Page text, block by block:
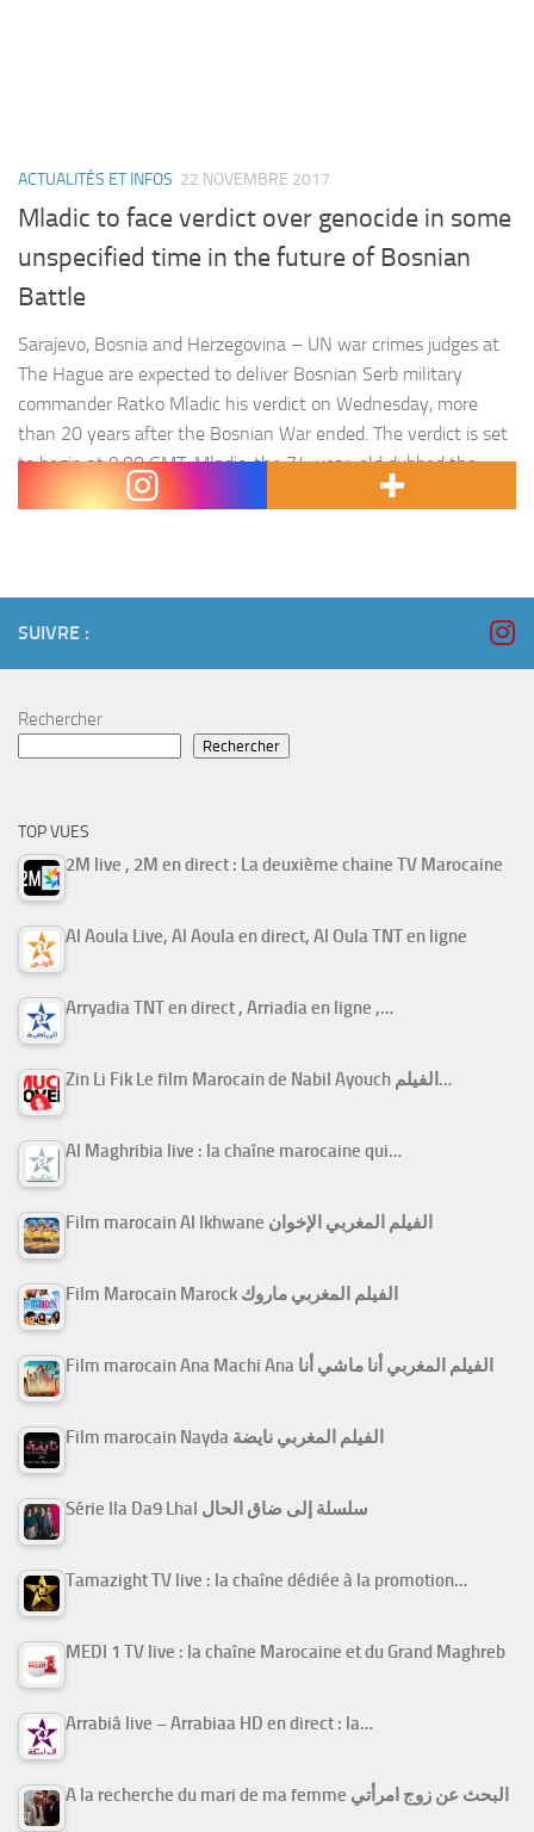
ACTUALITÉS ET INFOS 22 NOVEMBRE 2017
Mladic to face verdict over genocide in some
unspecified time in the future of Bosnian
Battle
Sarajevo, Bosnia and Herzegovina – UN war crimes judges at
The Hague are expected to deliver Bosnian Serb military
commander Ratko Mladic his verdict on Wednesday, more
than 20 years after the Bosnian War ended. The verdict is set
to begin at 9:00 GMT. Mladic, the 74-year-old dubbed the
« Butcher of Bosnia », is accused of 11…
SUIVRE :
Rechercher
Rechercher
TOP VUES
2M live , 2M en direct : La deuxième chaine TV Marocaine
Al Aoula Live, Al Aoula en direct, Al Oula TNT en ligne
Arryadia TNT en direct , Arriadia en ligne ,…
Zin Li Fik Le film Marocain de Nabil Ayouch الفيلم…
Al Maghribia live : la chaîne marocaine qui…
Film marocain Al Ikhwane الفيلم المغربي الإخوان
Film Marocain Marock الفيلم المغربي ماروك
Film marocain Ana Machi Ana الفيلم المغربي أنا ماشي أنا
Film marocain Nayda الفيلم المغربي نايضة
Série Ila Da9 Lhal سلسلة إلى ضاق الحال
Tamazight TV live : la chaîne dédiée à la promotion…
MEDI 1 TV live : la chaîne Marocaine et du Grand Maghreb
Arrabiâ live – Arrabiaa HD en direct : la…
A la recherche du mari de ma femme البحث عن زوج امرأتي